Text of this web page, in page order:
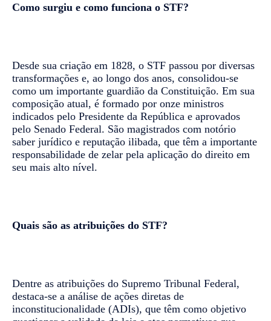
Como surgiu e como funciona o STF?
Desde sua criação em 1828, o STF passou por diversas
transformações e, ao longo dos anos, consolidou-se
como um importante guardião da Constituição. Em sua
composição atual, é formado por onze ministros
indicados pelo Presidente da República e aprovados
pelo Senado Federal. São magistrados com notório
saber jurídico e reputação ilibada, que têm a importante
responsabilidade de zelar pela aplicação do direito em
seu mais alto nível.
Quais são as atribuições do STF?
Dentre as atribuições do Supremo Tribunal Federal,
destaca-se a análise de ações diretas de
inconstitucionalidade (ADIs), que têm como objetivo